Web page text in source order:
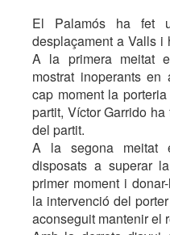
El Palamós ha fet
desplaçament a Valls i
A la primera meitat
mostrat inoperants
cap moment la
partit, Víctor Garrido
del partit.
A la segona meitat
disposats a superar
primer moment i
la intervenció del
aconseguit mantenir el